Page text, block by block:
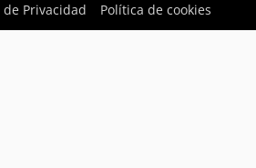
de Privacidad Política de cookies